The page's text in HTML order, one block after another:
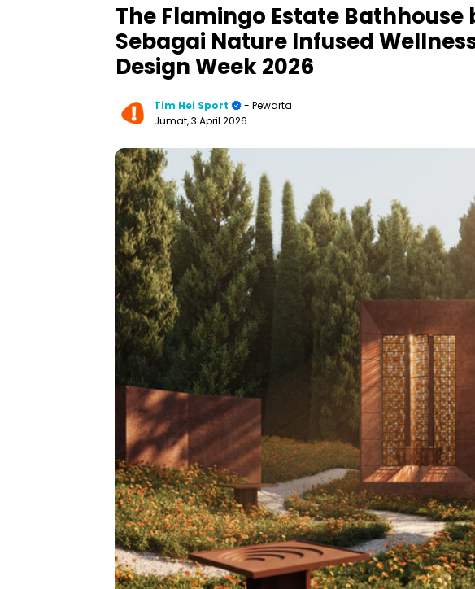
The Flamingo Estate
Sebagai Nature Infused
Design Week 2026
Tim Hei Sport
- Pewarta
Jumat, 3 April 2026